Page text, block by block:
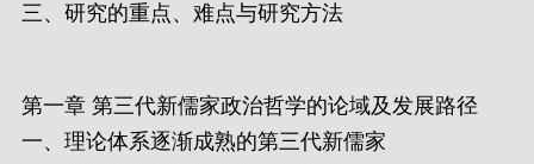
三、研究的重点、难点与研究方法
第一章 第三代新儒家政治哲学的论域及发展路径
一、理论体系逐渐成熟的第三代新儒家